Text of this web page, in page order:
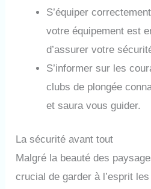
S’équiper
votre équipement est
d’assurer votre
S’informer sur les
clubs de plongée
et saura vous guider.
La sécurité avant tout
Malgré la beauté des
crucial de garder à l’esprit